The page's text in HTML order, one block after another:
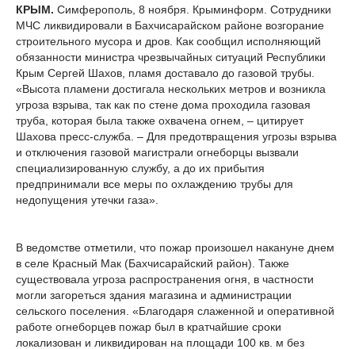
КРЫМ. Симферополь, 8 ноября. Крыминформ. Сотрудники
МЧС ликвидировали в Бахчисарайском районе возгорание
строительного мусора и дров. Как сообщил исполняющий
обязанности министра чрезвычайных ситуаций Республики
Крым Сергей Шахов, пламя доставало до газовой трубы.
«Высота пламени достигала нескольких метров и возникла
угроза взрыва, так как по стене дома проходила газовая
труба, которая была также охвачена огнем, – цитирует
Шахова пресс-служба. – Для предотвращения угрозы взрыва
и отключения газовой магистрали огнеборцы вызвали
специализированную службу, а до их прибытия
предпринимали все меры по охлаждению трубы для
недопущения утечки газа».
В ведомстве отметили, что пожар произошел накануне днем
в селе Красный Мак (Бахчисарайский район). Также
существовала угроза распространения огня, в частности
могли загореться здания магазина и администрации
сельского поселения. «Благодаря слаженной и оперативной
работе огнеборцев пожар был в кратчайшие сроки
локализован и ликвидирован на площади 100 кв. м без